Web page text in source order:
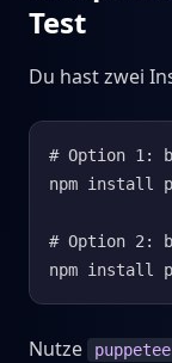
Test
Du hast zwei
# Option 1:
npm install
# Option 2:
npm install
Nutze